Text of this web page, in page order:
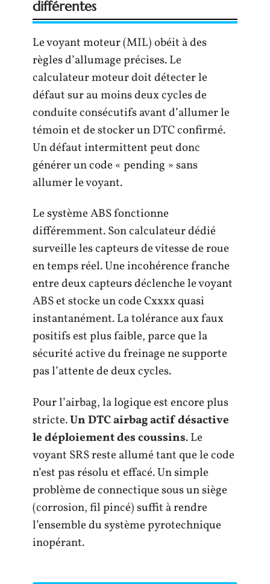
différentes
Le voyant moteur (MIL) obéit à des
règles d’allumage précises. Le
calculateur moteur doit détecter le
défaut sur au moins deux cycles de
conduite consécutifs avant d’allumer le
témoin et de stocker un DTC confirmé.
Un défaut intermittent peut donc
générer un code « pending » sans
allumer le voyant.
Le système ABS fonctionne
différemment. Son calculateur dédié
surveille les capteurs de vitesse de roue
en temps réel. Une incohérence franche
entre deux capteurs déclenche le voyant
ABS et stocke un code Cxxxx quasi
instantanément. La tolérance aux faux
positifs est plus faible, parce que la
sécurité active du freinage ne supporte
pas l’attente de deux cycles.
Pour l’airbag, la logique est encore plus
stricte.Un DTC airbag actif désactive
le déploiement des coussins. Le
voyant SRS reste allumé tant que le code
n’est pas résolu et effacé. Un simple
problème de connectique sous un siège
(corrosion, fil pincé) suffit à rendre
l’ensemble du système pyrotechnique
inopérant.